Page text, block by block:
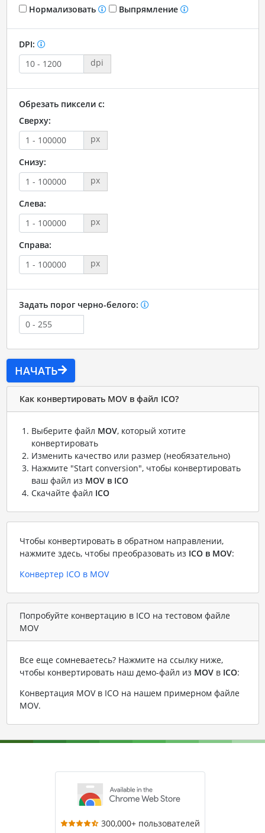
Нормализовать
Выпрямление
DPI:
dpi
Обрезать пиксели с:
Сверху:
px
Снизу:
px
Слева:
px
Справа:
px
Задать порог черно-белого:
НАЧАТЬ
Как конвертировать MOV в файл ICO?
Выберите файл MOV, который хотите
конвертировать
Изменить качество или размер (необязательно)
Нажмите "Start conversion", чтобы конвертировать
ваш файл из MOV в ICO
Скачайте файл ICO
Чтобы конвертировать в обратном направлении,
нажмите здесь, чтобы преобразовать из ICO в MOV:
Конвертер ICO в MOV
Попробуйте конвертацию в ICO на тестовом файле
MOV
Все еще сомневаетесь? Нажмите на ссылку ниже,
чтобы конвертировать наш демо-файл из MOVв ICO:
Конвертация MOV в ICO на нашем примерном файле
MOV.
300,000+ пользователей